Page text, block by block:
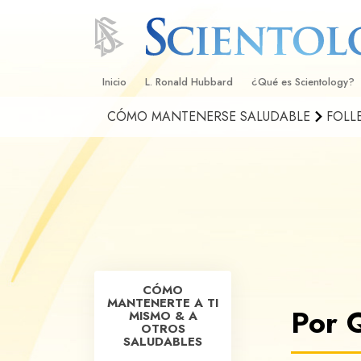
Inicio L. Ronald Hubbard ¿Qué es Scientology?
Creencias y Prácticas
Una Introducción a
CÓMO MANTENERSE SALUDABLE
Por
CÓMO
MANTENERTE A TI
MISMO & A
OTROS
SALUDABLES